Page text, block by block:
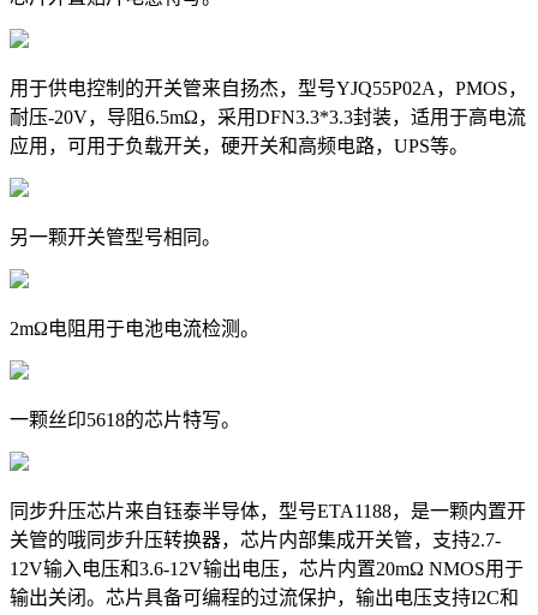
用于供电控制的开关管来自扬杰，型号YJQ55P02A，PMOS，
耐压-20V，导阻6.5mΩ，采用DFN3.3*3.3封装，适用于高电流
应用，可用于负载开关，硬开关和高频电路，UPS等。
另一颗开关管型号相同。
2mΩ电阻用于电池电流检测。
一颗丝印5618的芯片特写。
同步升压芯片来自钰泰半导体，型号ETA1188，是一颗内置开
关管的哦同步升压转换器，芯片内部集成开关管，支持2.7-
12V输入电压和3.6-12V输出电压，芯片内置20mΩ NMOS用于
输出关闭。芯片具备可编程的过流保护，输出电压支持I2C和